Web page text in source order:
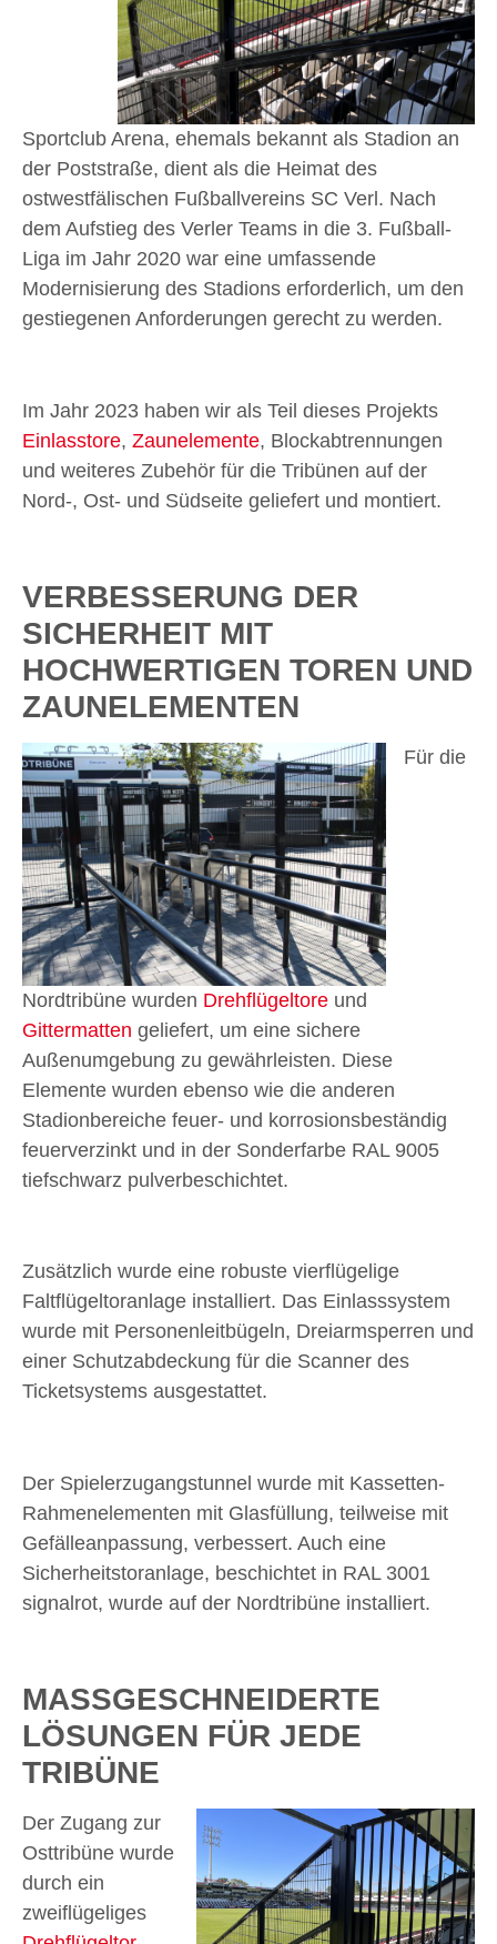
Sportclub Arena, ehemals bekannt als Stadion an
der Poststraße, dient als die Heimat des
ostwestfälischen Fußballvereins SC Verl. Nach
dem Aufstieg des Verler Teams in die 3. Fußball-
Liga im Jahr 2020 war eine umfassende
Modernisierung des Stadions erforderlich, um den
gestiegenen Anforderungen gerecht zu werden.
Im Jahr 2023 haben wir als Teil dieses Projekts
Einlasstore, Zaunelemente, Blockabtrennungen
und weiteres Zubehör für die Tribünen auf der
Nord-, Ost- und Südseite geliefert und montiert.
VERBESSERUNG DER
SICHERHEIT MIT
HOCHWERTIGEN TOREN UND
ZAUNELEMENTEN
Für die
Nordtribüne wurden Drehflügeltore und
Gittermatten geliefert, um eine sichere
Außenumgebung zu gewährleisten. Diese
Elemente wurden ebenso wie die anderen
Stadionbereiche feuer- und korrosionsbeständig
feuerverzinkt und in der Sonderfarbe RAL 9005
tiefschwarz pulverbeschichtet.
Zusätzlich wurde eine robuste vierflügelige
Faltflügeltoranlage installiert. Das Einlasssystem
wurde mit Personenleitbügeln, Dreiarmsperren und
einer Schutzabdeckung für die Scanner des
Ticketsystems ausgestattet.
Der Spielerzugangstunnel wurde mit Kassetten-
Rahmenelementen mit Glasfüllung, teilweise mit
Gefälleanpassung, verbessert. Auch eine
Sicherheitstoranlage, beschichtet in RAL 3001
signalrot, wurde auf der Nordtribüne installiert.
MASSGESCHNEIDERTE L
ÖSUNGEN FÜR JEDE T
RIBÜNE
Der Zugang zur
Osttribüne wurde
durch ein
zweiflügeliges